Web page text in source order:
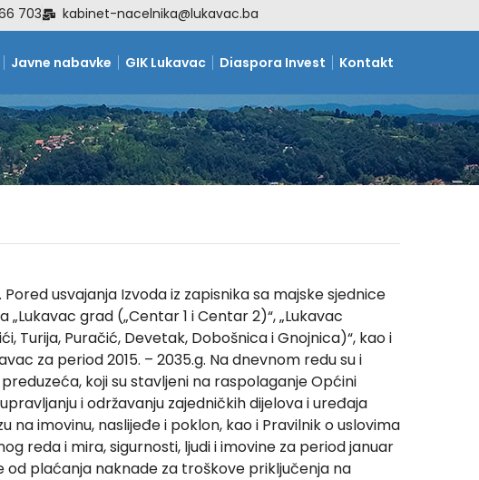
703 kabinet-nacelnika@lukavac.ba
Javne nabavke GIK Lukavac Diaspora Invest Kontakt
usvajanja Izvoda iz zapisnika sa majske sjednice
grad („Centar 1 i Centar 2)“, „Lukavac
Turija, Puračić, Devetak, Dobošnica i Gnojnica)“, kao i
za period 2015. – 2035.g. Na dnevnom redu su i
koji su stavljeni na raspolaganje Općini
i održavanju zajedničkih dijelova i uređaja
imovinu, naslijeđe i poklon, kao i Pravilnik o uslovima
reda i mira, sigurnosti, ljudi i imovine za period januar
od plaćanja naknade za troškove priključenja na